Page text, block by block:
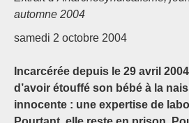
automne 2004
samedi 2 octobre 2004
Incarcérée depuis le 29 avril
d’avoir étouffé son bébé à la
innocente : une expertise de